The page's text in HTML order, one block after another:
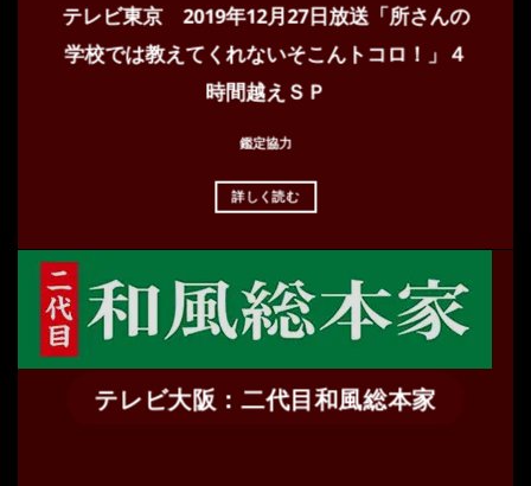
テレビ東京 2019年12月27日放送「所さんの
学校では教えてくれないそこんトコロ！」４
時間越えＳＰ
鑑定協力
詳しく読む
テレビ大阪：二代目和風総本家